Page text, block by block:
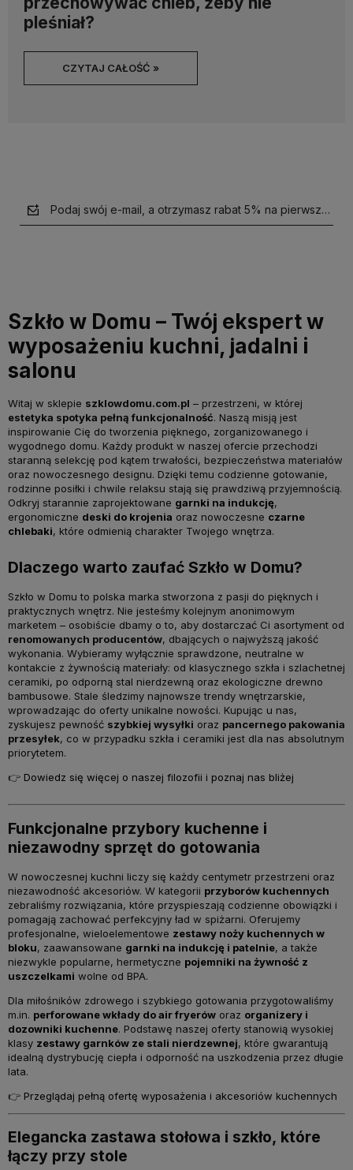
pleśniał?
CZYTAJ CAŁOŚĆ »
Podaj swój e-mail, a otrzymasz rabat 5% na pierwsze
polityce prywatności
Szkło w Domu – Twój ekspert w
wyposażeniu kuchni, jadalni i
salonu
Witaj w sklepie szklowdomu.com.pl – przestrzeni, w której
estetyka spotyka pełną funkcjonalność. Naszą misją jest
inspirowanie Cię do tworzenia pięknego, zorganizowanego i
wygodnego domu. Każdy produkt w naszej ofercie przechodzi
staranną selekcję pod kątem trwałości, bezpieczeństwa materiałów
oraz nowoczesnego designu. Dzięki temu codzienne gotowanie,
rodzinne posiłki i chwile relaksu stają się prawdziwą przyjemnością.
Odkryj starannie zaprojektowane garnki na indukcję,
ergonomiczne deski do krojenia oraz nowoczesne czarne
chlebaki, które odmienią charakter Twojego wnętrza.
Dlaczego warto zaufać Szkło w Domu?
Szkło w Domu to polska marka stworzona z pasji do pięknych i
praktycznych wnętrz. Nie jesteśmy kolejnym anonimowym
marketem – osobiście dbamy o to, aby dostarczać Ci asortyment od
renomowanych producentów, dbających o najwyższą jakość
wykonania. Wybieramy wyłącznie sprawdzone, neutralne w
kontakcie z żywnością materiały: od klasycznego szkła i szlachetnej
ceramiki, po odporną stal nierdzewną oraz ekologiczne drewno
bambusowe. Stale śledzimy najnowsze trendy wnętrzarskie,
wprowadzając do oferty unikalne nowości. Kupując u nas,
zyskujesz pewność szybkiej wysyłki oraz pancernego pakowania
przesyłek, co w przypadku szkła i ceramiki jest dla nas absolutnym
priorytetem.
👉 Dowiedz się więcej o naszej filozofii i poznaj nas bliżej
Funkcjonalne przybory kuchenne i
niezawodny sprzęt do gotowania
W nowoczesnej kuchni liczy się każdy centymetr przestrzeni oraz
niezawodność akcesoriów. W kategorii przyborów kuchennych
zebraliśmy rozwiązania, które przyspieszają codzienne obowiązki i
pomagają zachować perfekcyjny ład w spiżarni. Oferujemy
profesjonalne, wieloelementowe zestawy noży kuchennych w
bloku, zaawansowane garnki na indukcję i patelnie, a także
niezwykle popularne, hermetyczne pojemniki na żywność z
uszczelkami wolne od BPA.
Dla miłośników zdrowego i szybkiego gotowania przygotowaliśmy
m.in. perforowane wkłady do air fryerów oraz organizery i
dozowniki kuchenne. Podstawę naszej oferty stanowią wysokiej
klasy zestawy garnków ze stali nierdzewnej, które gwarantują
idealną dystrybucję ciepła i odporność na uszkodzenia przez długie
lata.
👉 Przeglądaj pełną ofertę wyposażenia i akcesoriów kuchennych
Elegancka zastawa stołowa i szkło, które
łączy przy stole